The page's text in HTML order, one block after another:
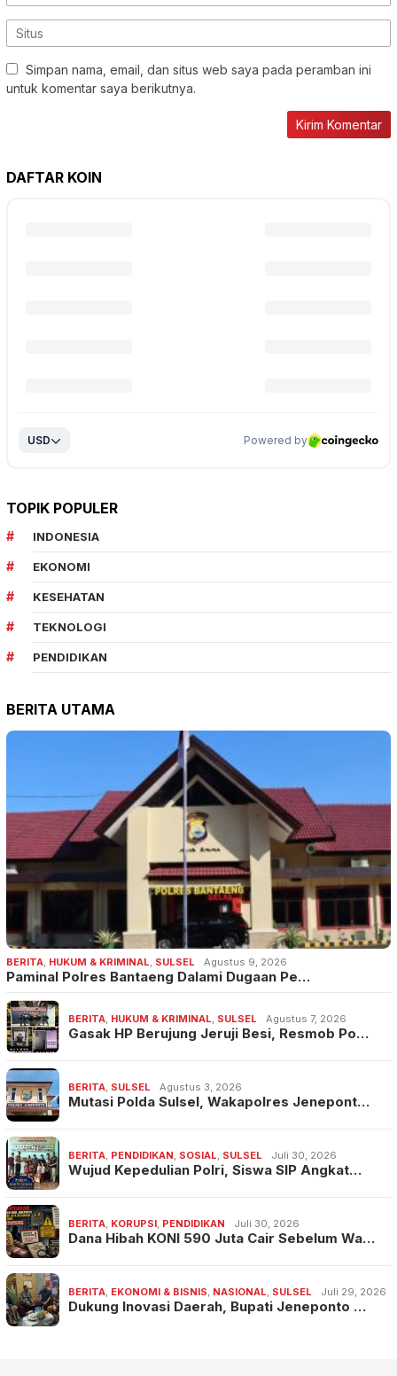
Simpan nama, email, dan situs web saya pada peramban ini
untuk komentar saya berikutnya.
DAFTAR KOIN
TOPIK POPULER
INDONESIA
EKONOMI
KESEHATAN
TEKNOLOGI
PENDIDIKAN
BERITA UTAMA
BERITA, HUKUM & KRIMINAL, SULSEL Agustus 9, 2026
Paminal Polres Bantaeng Dalami Dugaan Pe…
BERITA, HUKUM & KRIMINAL, SULSEL Agustus 7, 2026
Gasak HP Berujung Jeruji Besi, Resmob Po…
BERITA, SULSEL Agustus 3, 2026
Mutasi Polda Sulsel, Wakapolres Jenepont…
BERITA, PENDIDIKAN, SOSIAL, SULSEL Juli 30, 2026
Wujud Kepedulian Polri, Siswa SIP Angkat…
BERITA, KORUPSI, PENDIDIKAN Juli 30, 2026
Dana Hibah KONI 590 Juta Cair Sebelum Wa…
BERITA, EKONOMI & BISNIS, NASIONAL, SULSEL Juli 29, 2026
Dukung Inovasi Daerah, Bupati Jeneponto …